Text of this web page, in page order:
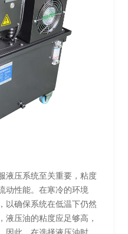
压系统至关重要，粘度
动性能。在寒冷的环境
以确保系统在低温下仍然
液压油的粘度应足够高，